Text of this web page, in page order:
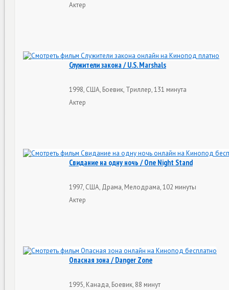
Актер
Служители закона / U.S. Marshals
1998, США, Боевик, Триллер, 131 минута
Актер
Свидание на одну ночь / One Night Stand
1997, США, Драма, Мелодрама, 102 минуты
Актер
Опасная зона / Danger Zone
1995, Канада, Боевик, 88 минут